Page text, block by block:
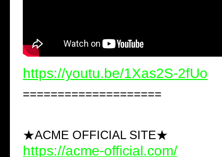
https://youtu.be/1Xas2S-2fUo
====================
★ACME OFFICIAL SITE★
https://acme-official.com/